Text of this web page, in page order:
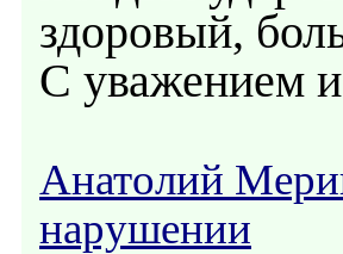
здоровый,
С уважением
Анатолий
нарушении